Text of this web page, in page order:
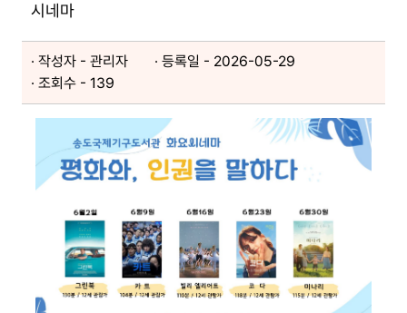
시네마
작성자 - 관리자
등록일 - 2026-05-29​
조회수 - 139